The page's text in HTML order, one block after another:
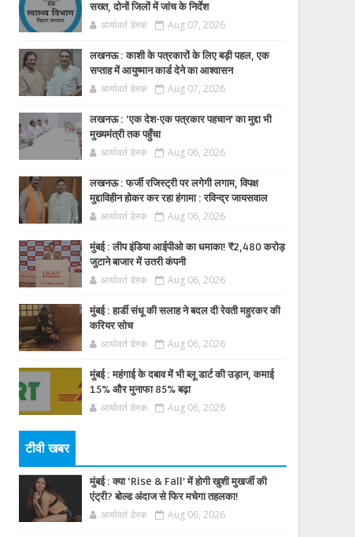
सख्त, दोनों जिलों में जांच के निर्देश
आर्यावर्त डेस्क Aug 07, 2026
लखनऊ : काशी के पत्रकारों के लिए बड़ी पहल, एक
सप्ताह में आयुष्मान कार्ड देने का आश्वासन
आर्यावर्त डेस्क Aug 07, 2026
लखनऊ : ‘एक देश-एक पत्रकार पहचान’ का मुद्दा भी
मुख्यमंत्री तक पहुँचा
आर्यावर्त डेस्क Aug 06, 2026
लखनऊ : फर्जी रजिस्ट्री पर लगेगी लगाम, विपक्ष
मुद्दाविहीन होकर कर रहा हंगामा : रविन्द्र जायसवाल
आर्यावर्त डेस्क Aug 06, 2026
मुंबई : लीप इंडिया आईपीओ का धमाका! ₹2,480 करोड़
जुटाने बाजार में उतरी कंपनी
आर्यावर्त डेस्क Aug 06, 2026
मुंबई : हार्डी संधू की सलाह ने बदल दी रेवती महुरकर की
करियर सोच
आर्यावर्त डेस्क Aug 06, 2026
मुंबई : महंगाई के दबाव में भी ब्लू डार्ट की उड़ान, कमाई
15% और मुनाफा 85% बढ़ा
आर्यावर्त डेस्क Aug 06, 2026
टीवी खबर
मुंबई : क्या ‘Rise & Fall’ में होगी खुशी मुखर्जी की
एंट्री? बोल्ड अंदाज से फिर मचेगा तहलका!
आर्यावर्त डेस्क Aug 06, 2026